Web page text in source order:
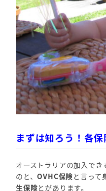
まずは知ろう！各
オーストラリアの加入でき
のと、OVHC保険 と言って
生保険とがあります。